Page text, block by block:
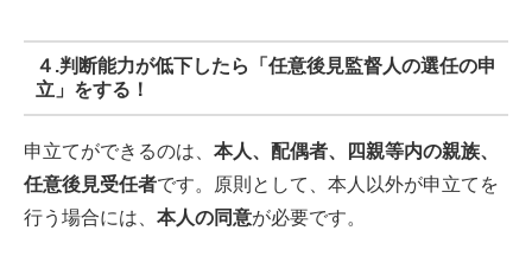
４.判断能力が低下したら「任意後見監督人の選任の申
立」をする！
申立てができるのは、 本人、配偶者、四親等内の親族、
任意後見受任者です。原則として、本人以外が申立てを
行う場合には、 本人の同意が必要です。